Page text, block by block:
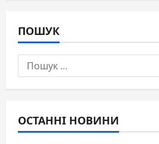
ПОШУК
Пошук:
ОСТАННІ НОВИНИ